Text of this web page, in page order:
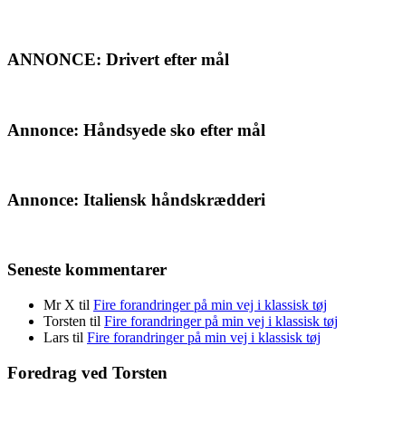
ANNONCE: Drivert efter mål
Annonce: Håndsyede sko efter mål
Annonce: Italiensk håndskrædderi
Seneste kommentarer
Mr X til Fire forandringer på min vej i klassisk tøj
Torsten til Fire forandringer på min vej i klassisk tøj
Lars til Fire forandringer på min vej i klassisk tøj
Foredrag ved Torsten